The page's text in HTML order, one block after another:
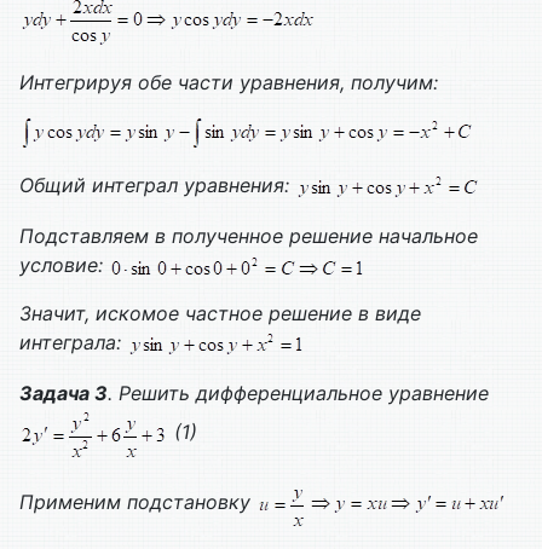
Интегрируя обе части уравнения, получим:
Общий интеграл уравнения:
Подставляем в полученное решение начальное
условие:
Значит, искомое частное решение в виде
интеграла:
Задача 3. Решить дифференциальное уравнение
(1)
Применим подстановку